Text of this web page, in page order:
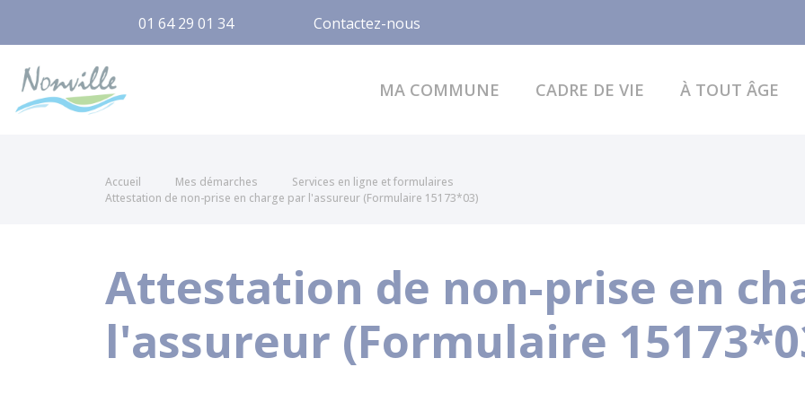
01 64 29 01 34 Contactez-nous
MA COMMUNE CADRE DE VIE À TOUT ÂGE
Accueil Mes démarches
Services en ligne et formulaires
Attestation de non-prise en charge par l'assureur (Formulaire 15173*03)
Attestation de non-prise en
l'assureur (Formulaire